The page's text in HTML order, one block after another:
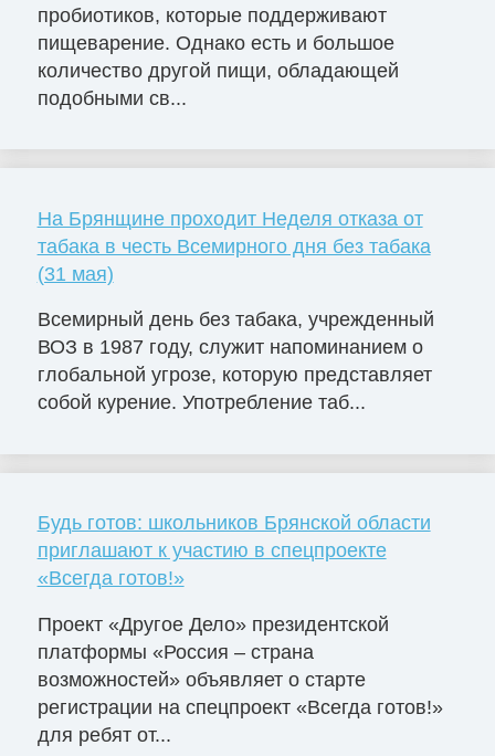
пробиотиков, которые поддерживают
пищеварение. Однако есть и большое
количество другой пищи, обладающей
подобными св...
На Брянщине проходит Неделя отказа от
табака в честь Всемирного дня без табака
(31 мая)
Всемирный день без табака, учрежденный
ВОЗ в 1987 году, служит напоминанием о
глобальной угрозе, которую представляет
собой курение. Употребление таб...
Будь готов: школьников Брянской области
приглашают к участию в спецпроекте
«Всегда готов!»
Проект «Другое Дело» президентской
платформы «Россия – страна
возможностей» объявляет о старте
регистрации на спецпроект «Всегда готов!»
для ребят от...